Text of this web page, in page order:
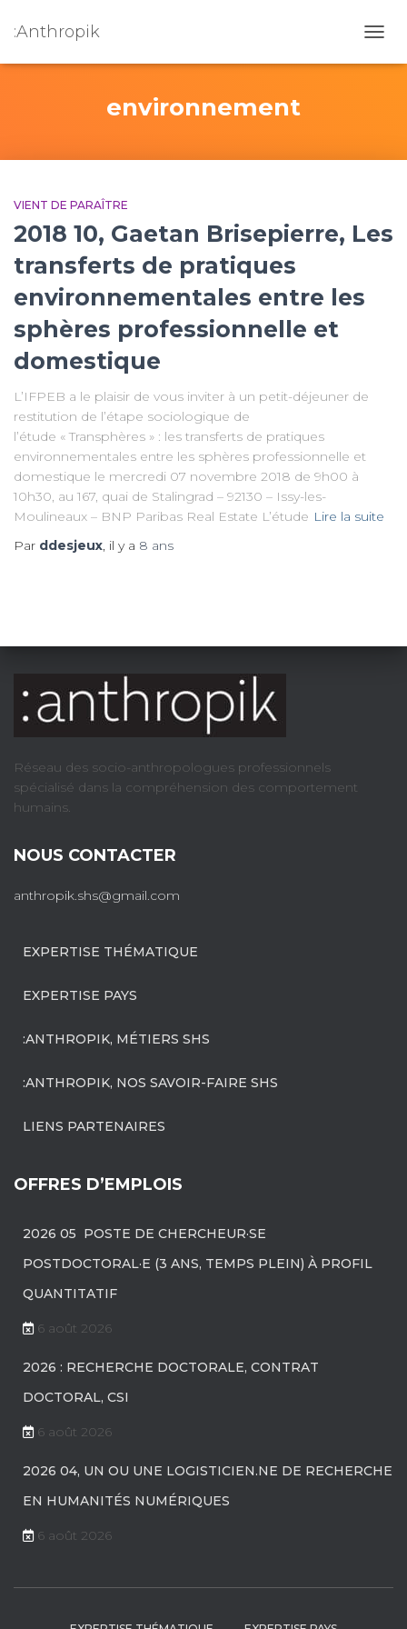
:Anthropik
environnement
VIENT DE PARAÎTRE
2018 10, Gaetan Brisepierre, Les
transferts de pratiques
environnementales entre les
sphères professionnelle et
domestique
L’IFPEB a le plaisir de vous inviter à un petit-déjeuner de
restitution de l’étape sociologique de
l’étude « Transphères » : les transferts de pratiques
environnementales entre les sphères professionnelle et
domestique le mercredi 07 novembre 2018 de 9h00 à
10h30, au 167, quai de Stalingrad – 92130 – Issy-les-
Moulineaux – BNP Paribas Real Estate L’étude Lire la suite
Par ddesjeux, il y a 8 ans
Réseau des socio-anthropologues professionnels
spécialisé dans la compréhension des comportement
humains.
NOUS CONTACTER
anthropik.shs@gmail.com
EXPERTISE THÉMATIQUE
EXPERTISE PAYS
:ANTHROPIK, MÉTIERS SHS
:ANTHROPIK, NOS SAVOIR-FAIRE SHS
LIENS PARTENAIRES
OFFRES D’EMPLOIS
2026 05 POSTE DE CHERCHEUR·SE
POSTDOCTORAL·E (3 ANS, TEMPS PLEIN) À PROFIL
QUANTITATIF
6 août 2026
2026 : RECHERCHE DOCTORALE, CONTRAT
DOCTORAL, CSI
6 août 2026
2026 04, UN OU UNE LOGISTICIEN.NE DE RECHERCHE
EN HUMANITÉS NUMÉRIQUES
6 août 2026